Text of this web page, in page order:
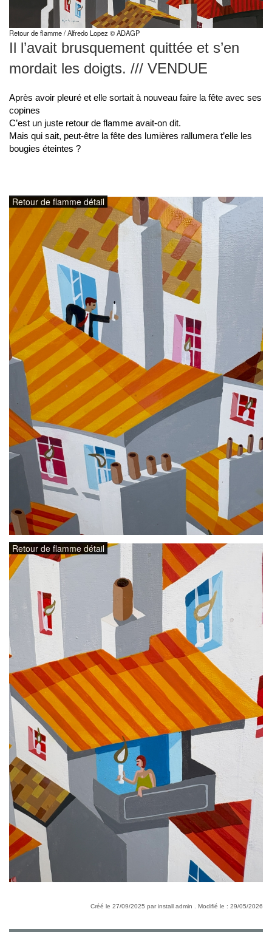
Retour de flamme / Alfredo Lopez © ADAGP
Il l’avait brusquement quittée et s’en
mordait les doigts. /// VENDUE
Après avoir pleuré et elle sortait à nouveau faire la fête avec ses
copines
C’est un juste retour de flamme avait-on dit.
Mais qui sait, peut-être la fête des lumières rallumera t’elle les
bougies éteintes ?
Retour de flamme détail
Retour de flamme détail
Créé le 27/09/2025 par install admin . Modifié le : 29/05/2026